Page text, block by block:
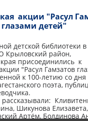
акции "Расул
глазами детей"
детской библиотеки в
Крыловский район,
присоединились к
"Расул Гамзатов
к 100-летию со
поэта,
Шикунова
Артём, Болдинова